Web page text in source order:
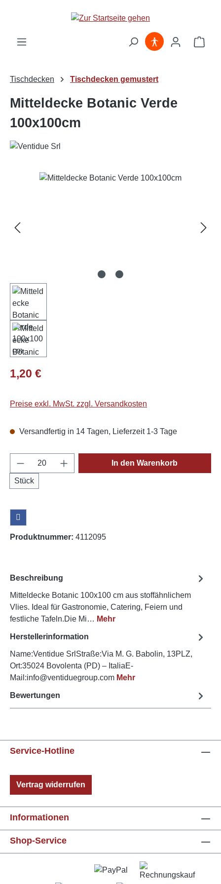
Zum Hauptinhalt springen
Tischdecken Tischdecken gemustert
Mitteldecke Botanic Verde
100x100cm
Bildergalerie überspringen
Regulärer Preis:
1,20 €
Preise exkl. MwSt. zzgl. Versandkosten
Versandfertig in 14 Tagen, Lieferzeit 1-3 Tage
Produkt Anzahl: Gib den gewünschten
Stück
In den Warenkorb
Produktnummer: 4112095
Beschreibung
Mitteldecke Botanic 100x100 cm aus stoffähnlichem
Vlies. Ideal für Gastronomie, Catering, Feiern und
festliche Tafeln.Die Mi… Mehr
Herstellerinformation
Name:Ventidue SrlStraße:Via M. G. Babolin, 13PLZ,
Ort:35024 Bovolenta (PD) – ItaliaE-
Mail:info@ventiduegroup.com Mehr
Bewertungen
Service-Hotline
Vertrag widerrufen
Informationen
Shop-Service